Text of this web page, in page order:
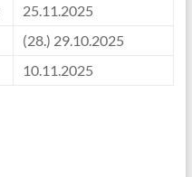
25.11.2025
(28.) 29.10.2025
10.11.2025